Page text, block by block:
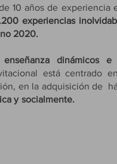
10 años de experiencia
experiencias
2020.
enseñanza dinámicos
está centrado
en la adquisición de